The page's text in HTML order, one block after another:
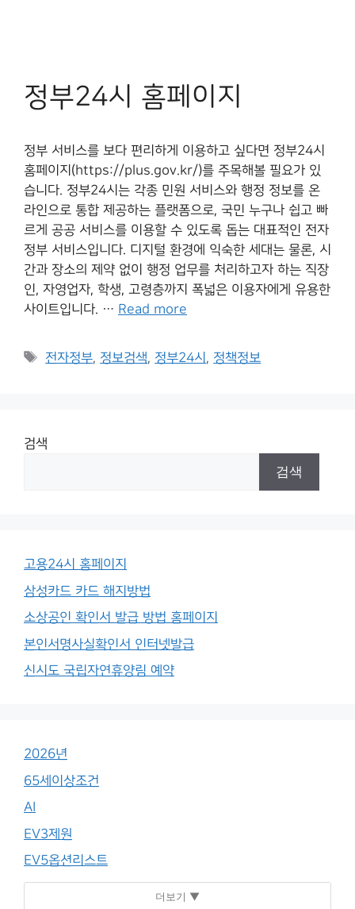
정부24시 홈페이지
정부 서비스를 보다 편리하게 이용하고 싶다면 정부24시
홈페이지(https://plus.gov.kr/)를 주목해볼 필요가 있
습니다. 정부24시는 각종 민원 서비스와 행정 정보를 온
라인으로 통합 제공하는 플랫폼으로, 국민 누구나 쉽고 빠
르게 공공 서비스를 이용할 수 있도록 돕는 대표적인 전자
정부 서비스입니다. 디지털 환경에 익숙한 세대는 물론, 시
간과 장소의 제약 없이 행정 업무를 처리하고자 하는 직장
인, 자영업자, 학생, 고령층까지 폭넓은 이용자에게 유용한
사이트입니다. … Read more
Tags
전자정부, 정보검색, 정부24시 , 정책정보
검색
검색
고용24시 홈페이지
삼성카드 카드 해지방법
소상공인 확인서 발급 방법 홈페이지
본인서명사실확인서 인터넷발급
신시도 국립자연휴양림 예약
2026년
65세이상조건
AI
EV3제원
EV5옵션리스트
더보기 ▼